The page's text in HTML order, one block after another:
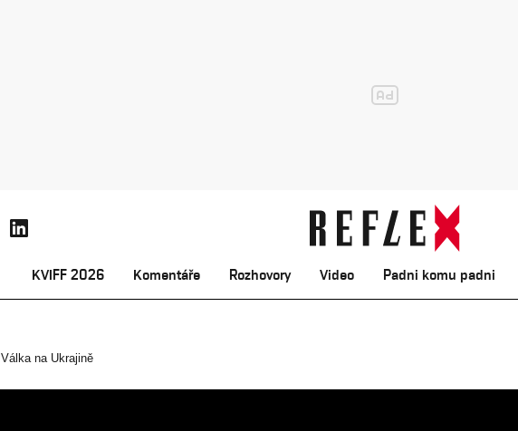
KVIFF 2026 Komentáře Rozhovory Video Padni komu padni
Válka na Ukrajině